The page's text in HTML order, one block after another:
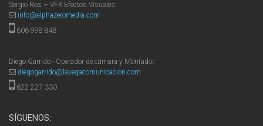
Sergio Ros – VFX Efectos Visuales.
info@alphazeromedia.com
606 998 848
Diego Garrido - Operador de cámara y Montador.
diegogarrido@lavegacomunicacion.com
622 227 330
SÍGUENOS: